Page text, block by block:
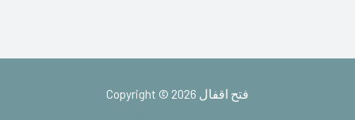
Copyright © 2026 فتح اقفال